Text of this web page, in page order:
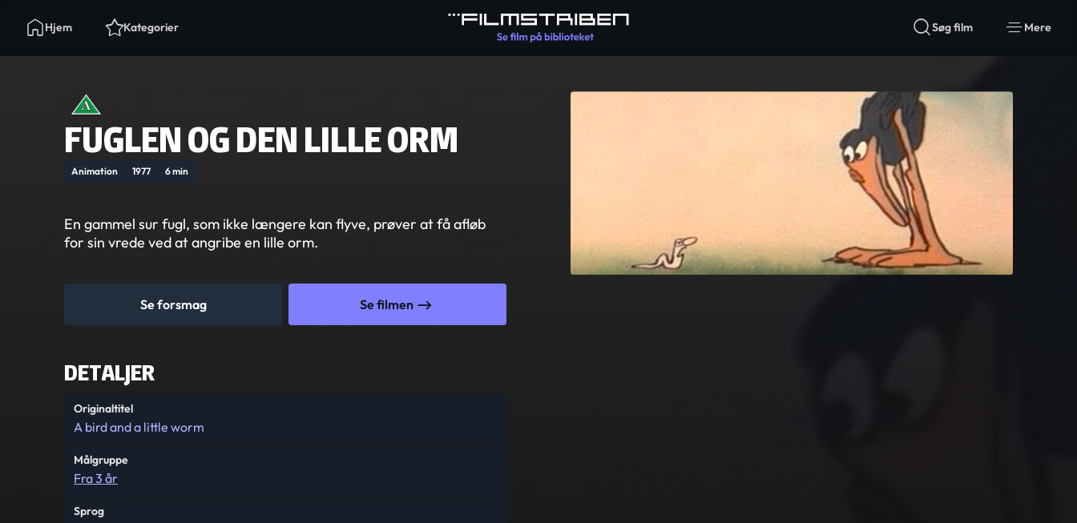
Hjem Kategorier Søg film Mere
FUGLEN OG DEN LILLE ORM
Animation 1977 6 min
En gammel sur fugl, som ikke længere kan flyve, prøver at få afløb
for sin vrede ved at angribe en lille orm.
Se forsmag Se filmen
DETALJER
Originaltitel
A bird and a little worm
Målgruppe
Fra 3 år
Sprog